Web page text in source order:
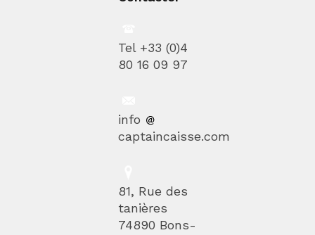
Tel +33 (0)4
80 16 09 97
info
captaincaisse.com
81, Rue des
tanières
74890 Bons-